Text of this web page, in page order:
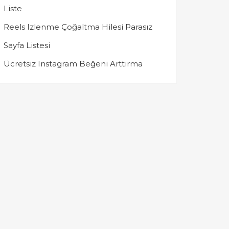
Liste
Reels Izlenme Çoğaltma Hilesi Parasız
Sayfa Listesi
Ücretsiz Instagram Beğeni Arttırma